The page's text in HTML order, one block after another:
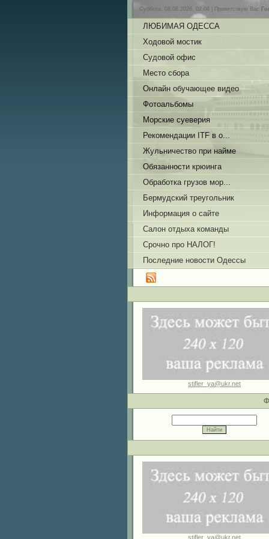
Суббота, 08.08.2026, 02:04 | Приветствую Вас
ЛЮБИМАЯ ОДЕССА
Ходовой мостик
Судовой офис
Место сбора
Онлайн обучающее видео
Фотоальбомы
Морские суеверия
Рекомендации ITF в о...
Жульничество при найме
Обязанности крюинга
Обработка грузов мор...
Бермудский треугольник
Информация о сайте
Салон отдыха команды
Срочно про НАЛОГ!
Последние новости Одессы
stifler_ya@ukr.net
stifler_ya@ukr.net